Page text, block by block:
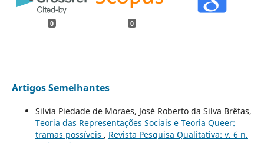
0 0
Artigos Semelhantes
Silvia Piedade de Moraes, José Roberto da Silva Brêtas,
Teoria das Representações Sociais e Teoria Queer:
tramas possíveis , Revista Pesquisa Qualitativa: v. 6 n.